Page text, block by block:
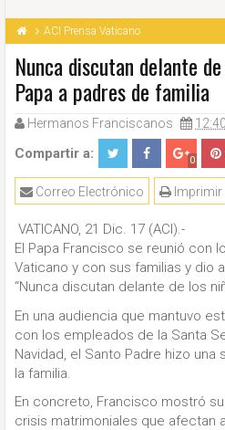
ACI Prensa Vaticano
Nunca discutan delante
Papa a padres de familia
Hermanos Franciscanos
Compartir a: 0
Imprimir
Correo Electrónico
VATICANO, 21 Dic. 17 (ACI).-
El Papa Francisco se reunió con
Vaticano y con sus familias y dio
“Nunca discutan delante de los
En una audiencia que mantuvo
con los empleados de la Santa
Navidad, el Santo Padre hizo
la familia.
En concreto, Francisco mostró
crisis matrimoniales que afectan